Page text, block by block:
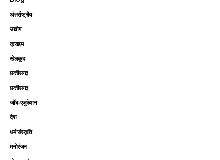
अंतर्राष्ट्रीय
उद्योग
क्राइम
खेलकूद
छत्तीसगढ़
छत्तीसगढ़
जॉब-एजुकेशन
देश
धर्म संस्कृति
मनोरंजन